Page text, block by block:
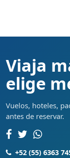
Viaja
elige
Vuelos, hoteles,
antes de reservar.
+52 (55) 6363